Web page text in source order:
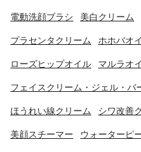
電動洗顔ブラシ 美白クリーム
プラセンタクリーム ホホバオ
ローズヒップオイル マルラオ
フェイスクリーム・ジェル・バ
ほうれい線クリーム シワ改善
美顔スチーマー ウォーターピ